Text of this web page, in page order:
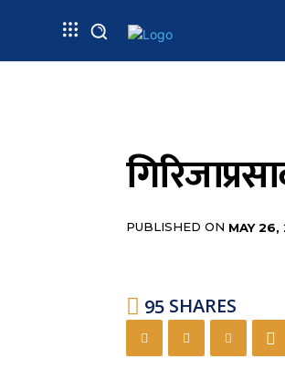
PUBLISHED ON MAY
95 SHARES